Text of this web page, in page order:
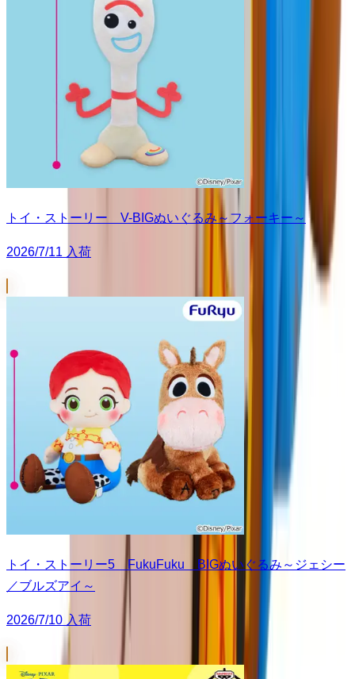
トイ・ストーリー V-BIGぬいぐるみ～フォーキー～
2026/7/11 入荷
トイ・ストーリー5 FukuFuku BIGぬいぐるみ～ジェシー
／ブルズアイ～
2026/7/10 入荷